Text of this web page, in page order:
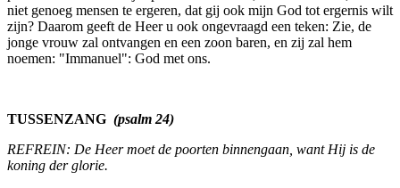
niet genoeg mensen te ergeren, dat gij ook mijn God tot ergernis wilt
zijn? Daarom geeft de Heer u ook ongevraagd een teken: Zie, de
jonge vrouw zal ontvangen en een zoon baren, en zij zal hem
noemen: "Immanuel": God met ons.
TUSSENZANG (psalm 24)
REFREIN: De Heer moet de poorten binnengaan, want Hij is de
koning der glorie.